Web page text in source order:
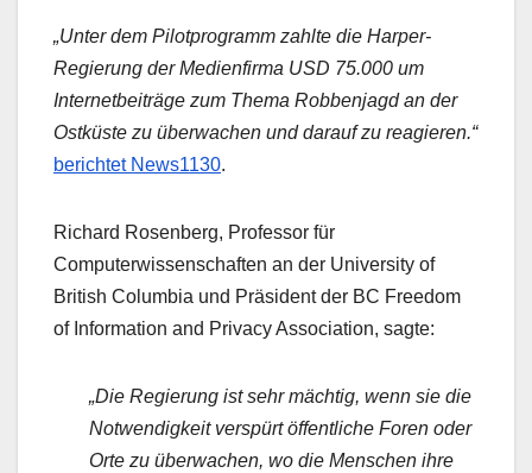
„Unter dem Pilotprogramm zahlte die Harper-
Regierung der Medienfirma USD 75.000 um
Internetbeiträge zum Thema Robbenjagd an der
Ostküste zu überwachen und darauf zu reagieren.“
berichtet News1130.
Richard Rosenberg, Professor für
Computerwissenschaften an der University of
British Columbia und Präsident der BC Freedom
of Information and Privacy Association, sagte:
„Die Regierung ist sehr mächtig, wenn sie die
Notwendigkeit verspürt öffentliche Foren oder
Orte zu überwachen, wo die Menschen ihre